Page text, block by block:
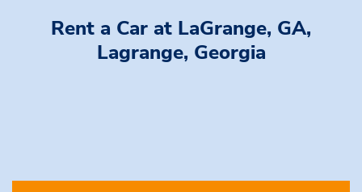
Rent a Car at LaGrange, GA,
Lagrange, Georgia